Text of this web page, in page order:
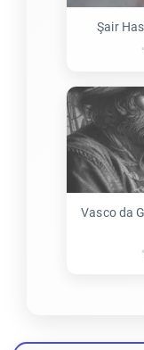
Şair
Vasco da